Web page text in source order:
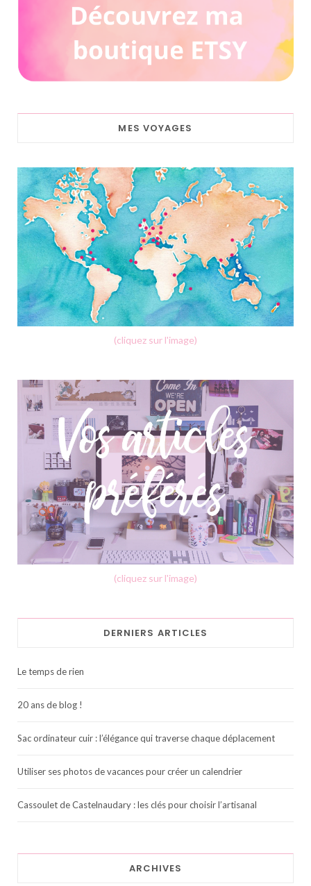
MES VOYAGES
(cliquez sur l'image)
(cliquez sur l'image)
DERNIERS ARTICLES
Le temps de rien
20 ans de blog !
Sac ordinateur cuir : l’élégance qui traverse chaque déplacement
Utiliser ses photos de vacances pour créer un calendrier
Cassoulet de Castelnaudary : les clés pour choisir l’artisanal
ARCHIVES